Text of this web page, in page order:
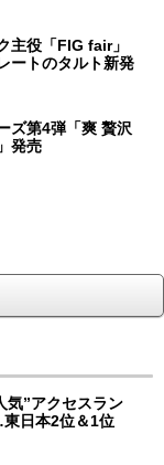
主役「FIG fair」
ートのタルト新発
ズ第4弾「爽 贅沢
発売
気”アクセスラン
日本2位＆1位